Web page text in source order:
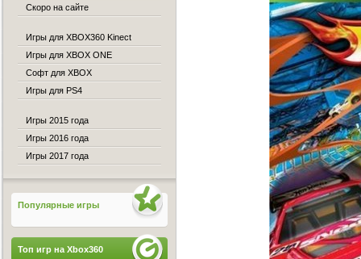
Скоро на сайте
Игры для XBOX360 Kinect
Игры для XBOX ONE
Софт для XBOX
Игры для PS4
Игры 2015 года
Игры 2016 года
Игры 2017 года
Популярные игры
Топ игр на Xbox360